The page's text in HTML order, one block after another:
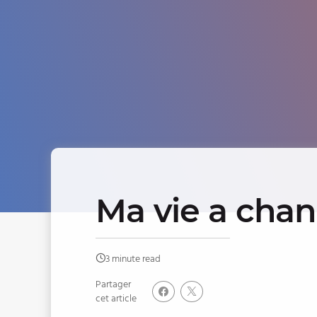
Ma vie a
3 minute read
Partager
cet article